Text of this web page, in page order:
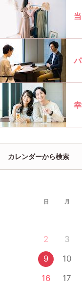
カレンダーから検索
日 月
2
3
9
10
16
17